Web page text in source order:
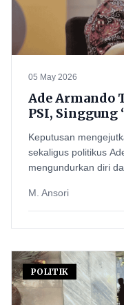
05 May 2026
Ade Armando
PSI, Singgung
Partai
Keputusan
sekaligus politikus
mengundurkan diri
M. Ansori
POLITIK